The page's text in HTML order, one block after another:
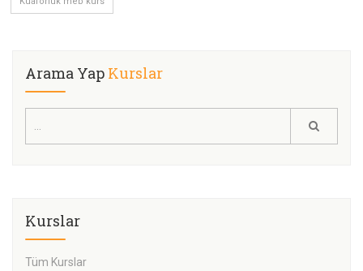
Arama Yap Kurslar
Kurslar
Tüm Kurslar